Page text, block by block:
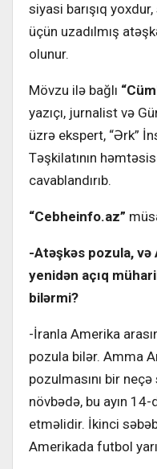
siyasi barışıq
üçün uzadılmış
olunur.
Mövzu ilə bağlı
yazıçı, jurnalist və
üzrə ekspert, “Ərk”
Təşkilatının
cavablandırıb.
“Cebheinfo.az”
-Atəşkəs pozula, və
yenidən açıq
bilərmi?
-İranla Amerika
pozula bilər. Amma
pozulmasını bir
növbədə, bu ayın
etməlidir. İkinci
Amerikada futbol